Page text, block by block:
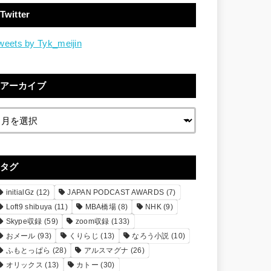
Twitter
by Tyk_meijin
アーカイブ
タグ
initialGz (12) JAPAN PODCAST AWARDS (7)
Loft9 shibuya (11) MBA橋場 (8) NHK (9)
Skype収録 (59) zoom収録 (133)
おメール (93) くりらじ (13) なろう小説 (10)
ふもとっぱら (28) アルスマグナ (26)
オリックス (13) カトー (30)